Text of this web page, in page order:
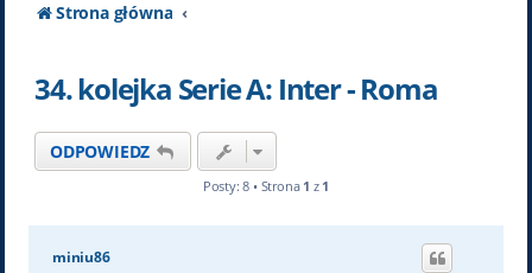
Strona główna
34. kolejka Serie A: Inter - Roma
ODPOWIEDZ
Posty: 8 • Strona 1 z 1
miniu86